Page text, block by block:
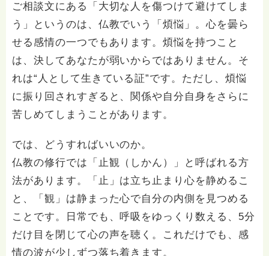
ご相談文にある「大切な人を傷つけて避けてしま
う」というのは、仏教でいう「煩悩」。心を曇ら
せる感情の一つでもあります。煩悩を持つこと
は、決してあなたが弱いからではありません。そ
れは“人として生きている証”です。ただし、煩悩
に振り回されすぎると、関係や自分自身をさらに
苦しめてしまうことがあります。
では、どうすればいいのか。
仏教の修行では「止観（しかん）」と呼ばれる方
法があります。「止」は立ち止まり心を静めるこ
と、「観」は静まった心で自分の内側を見つめる
ことです。日常でも、呼吸をゆっくり数える、5分
だけ目を閉じて心の声を聴く。これだけでも、感
情の波が少しずつ落ち着きます。